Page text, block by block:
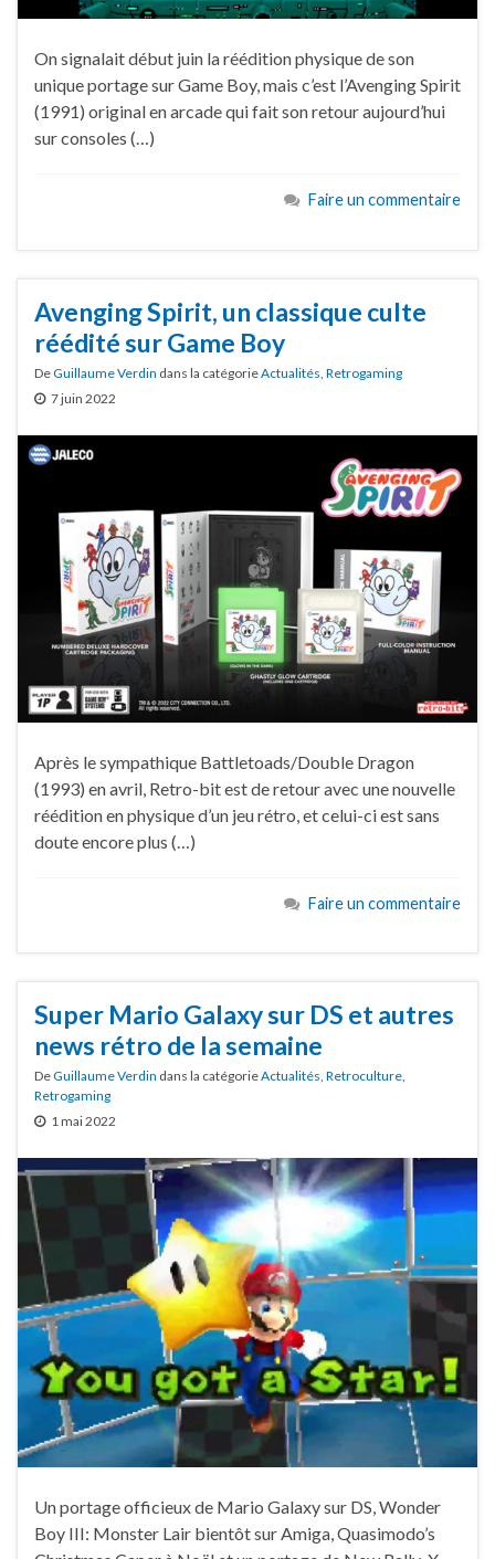
On signalait début juin la réédition physique de son
unique portage sur Game Boy, mais c’est l’Avenging Spirit
(1991) original en arcade qui fait son retour aujourd’hui
sur consoles (…)
Faire un commentaire
Avenging Spirit, un classique culte
réédité sur Game Boy
DeGuillaume Verdin dans la catégorieActualités Retrogaming
7 juin 2022
Après le sympathique Battletoads/Double Dragon
(1993) en avril, Retro-bit est de retour avec une nouvelle
réédition en physique d’un jeu rétro, et celui-ci est sans
doute encore plus (…)
Faire un commentaire
Super Mario Galaxy sur DS et autres
news rétro de la semaine
DeGuillaume Verdin dans la catégorieActualités, Retroculture,
Retrogaming
1 mai 2022
Un portage officieux de Mario Galaxy sur DS, Wonder
Boy III: Monster Lair bientôt sur Amiga, Quasimodo’s